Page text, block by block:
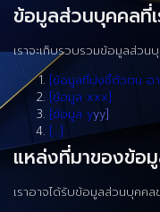
ข้อมูลส่วนบุคคลที่
เราจะเก็บรวบรวมข้อมูลส่ว
[ข้อมูลที่บ่งชี้ตัวตน อ
[ข้อมูล xxx]
[ข้อมูล yyy]
[…]
แหล่งที่มาของข้อ
เราอาจได้รับข้อมูลส่วนบุคค